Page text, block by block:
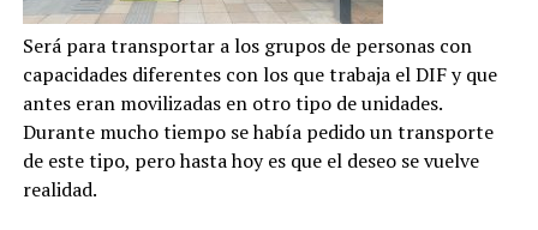
Será para transportar a los grupos de personas con
capacidades diferentes con los que trabaja el DIF y que
antes eran movilizadas en otro tipo de unidades.
Durante mucho tiempo se había pedido un transporte
de este tipo, pero hasta hoy es que el deseo se vuelve
realidad.